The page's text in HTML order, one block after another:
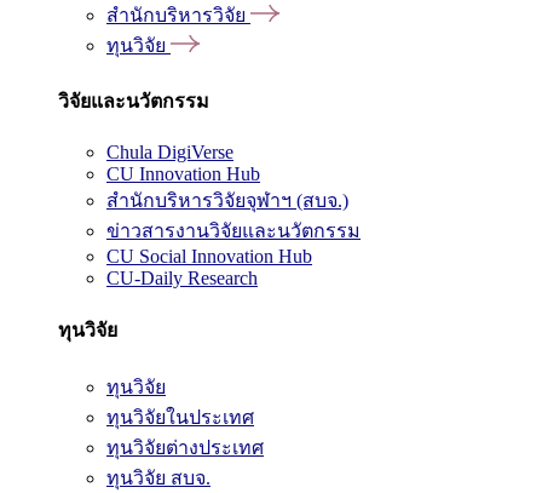
สำนักบริหารวิจัย
ทุนวิจัย
วิจัยและนวัตกรรม
Chula DigiVerse
CU Innovation Hub
สำนักบริหารวิจัยจุฬาฯ (สบจ.)
ข่าวสารงานวิจัยและนวัตกรรม
CU Social Innovation Hub
CU-Daily Research
ทุนวิจัย
ทุนวิจัย
ทุนวิจัยในประเทศ
ทุนวิจัยต่างประเทศ
ทุนวิจัย สบจ.